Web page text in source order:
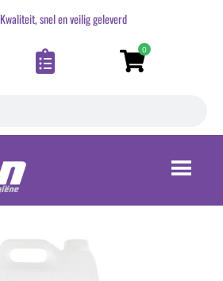
Kwaliteit, snel en veilig geleverd
0